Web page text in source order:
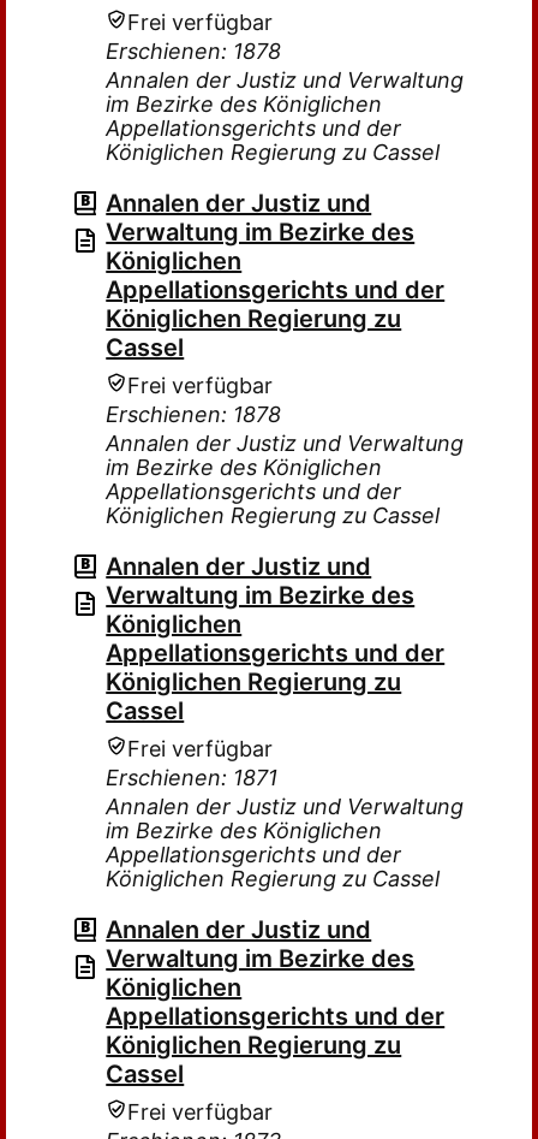
Frei verfügbar
Erschienen: 1878
Annalen der Justiz und Verwaltung
im Bezirke des Königlichen
Appellationsgerichts und der
Königlichen Regierung zu Cassel
Annalen der Justiz und
Verwaltung im Bezirke des
Königlichen
Appellationsgerichts und der
Königlichen Regierung zu
Cassel
Frei verfügbar
Erschienen: 1878
Annalen der Justiz und Verwaltung
im Bezirke des Königlichen
Appellationsgerichts und der
Königlichen Regierung zu Cassel
Annalen der Justiz und
Verwaltung im Bezirke des
Königlichen
Appellationsgerichts und der
Königlichen Regierung zu
Cassel
Frei verfügbar
Erschienen: 1871
Annalen der Justiz und Verwaltung
im Bezirke des Königlichen
Appellationsgerichts und der
Königlichen Regierung zu Cassel
Annalen der Justiz und
Verwaltung im Bezirke des
Königlichen
Appellationsgerichts und der
Königlichen Regierung zu
Cassel
Frei verfügbar